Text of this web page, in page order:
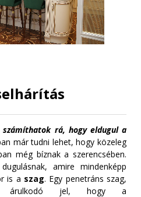
rá, hogy eldugul a
már tudni lehet, hogy közeleg
még bíznak a szerencsében.
amire mindenképp
is a szag. Egy penetráns szag,
árulkodó jel, hogy a